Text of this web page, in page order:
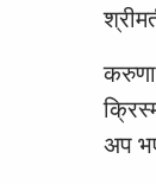
अप